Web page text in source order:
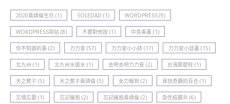
2020黃靖倫生日 (1) SOLEDAD (1) WORDPRESS (9)
WORDPRESS架站 (8) 不要對他說 (1) 中島美嘉 (1)
你不知道的事 (2) 力力安 (57) 力力安小小詩 (17) 力力安小話畫 (15)
北九州 (1) 北九州水道水 (1) 去吧去吧力力安 (2) 台灣那麼旺 (1)
天之蕉子 (5) 天之蕉子黃靖倫 (5) 女力報到 (2) 尋找奇蹟的百合 (1)
忘情忘愛 (1) 忘記擁抱 (2) 忘記擁抱黃靖倫 (2) 急性結膜炎 (6)